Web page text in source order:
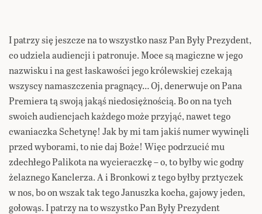
I patrzy się jeszcze na to wszystko nasz Pan Były Prezydent,
co udziela audiencji i patronuje. Moce są magiczne w jego
nazwisku i na gest łaskawości jego królewskiej czekają
wszyscy namaszczenia pragnący… Oj, denerwuje on Pana
Premiera tą swoją jakąś niedosiężnością. Bo on na tych
swoich audiencjach każdego może przyjąć, nawet tego
cwaniaczka Schetynę! Jak by mi tam jakiś numer wywinęli
przed wyborami, to nie daj Boże! Więc podrzucić mu
zdechłego Palikota na wycieraczkę – o, to byłby wic godny
żelaznego Kanclerza. A i Bronkowi z tego byłby prztyczek
w nos, bo on wszak tak tego Januszka kocha, gajowy jeden,
gołowąs. I patrzy na to wszystko Pan Były Prezydent